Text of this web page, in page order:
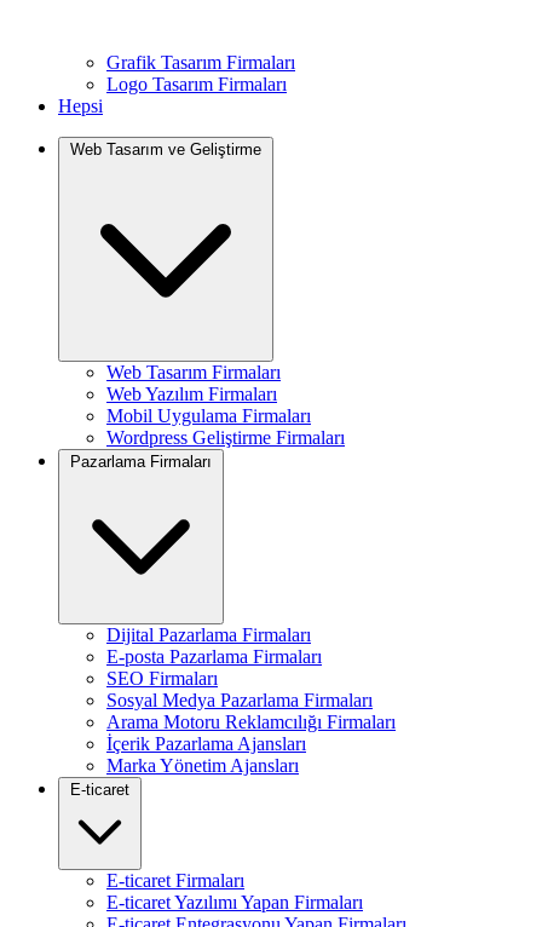
Grafik Tasarım Firmaları
Logo Tasarım Firmaları
Hepsi
Web Tasarım ve Geliştirme
Web Tasarım Firmaları
Web Yazılım Firmaları
Mobil Uygulama Firmaları
Wordpress Geliştirme Firmaları
Pazarlama Firmaları
Dijital Pazarlama Firmaları
E-posta Pazarlama Firmaları
SEO Firmaları
Sosyal Medya Pazarlama Firmaları
Arama Motoru Reklamcılığı Firmaları
İçerik Pazarlama Ajansları
Marka Yönetim Ajansları
E-ticaret
E-ticaret Firmaları
E-ticaret Yazılımı Yapan Firmaları